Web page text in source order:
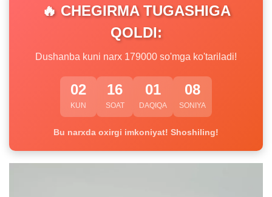
🔥 CHEGIRMA TUGASHIGA
QOLDI:
Dushanba kuni narx 179000 so'mga ko'tariladi!
02
KUN
16
SOAT
01
DAQIQA
08
SONIYA
Bu narxda oxirgi imkoniyat! Shoshiling!